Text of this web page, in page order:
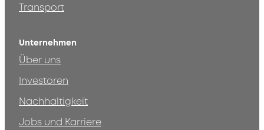
Transport
Unternehmen
Über uns
Investoren
Nachhaltigkeit
Jobs und Karriere